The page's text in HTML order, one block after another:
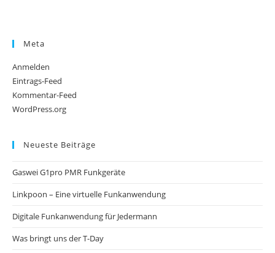
Meta
Anmelden
Eintrags-Feed
Kommentar-Feed
WordPress.org
Neueste Beiträge
Gaswei G1pro PMR Funkgeräte
Linkpoon – Eine virtuelle Funkanwendung
Digitale Funkanwendung für Jedermann
Was bringt uns der T-Day